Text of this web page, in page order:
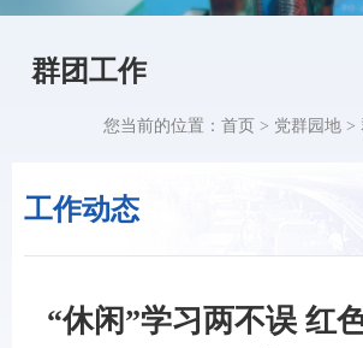
群团工作
工作动态
您当前的位置： 首页 > 党群园地 >
“休闲”学习两不误 红